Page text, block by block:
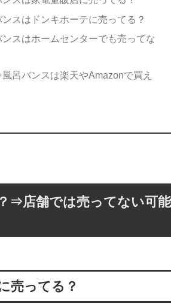
スはドンキホーテに売ってる？
スはホームセンターでも売ってな
呂バンスは楽天やAmazonで買え
⇒店舗では売ってない可
売ってる？